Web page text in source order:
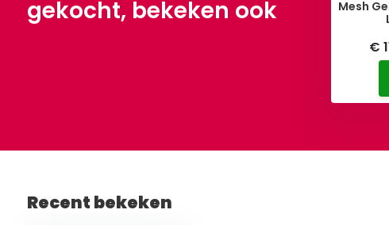
gekocht, bekeken ook
Mesh
€
Recent bekeken